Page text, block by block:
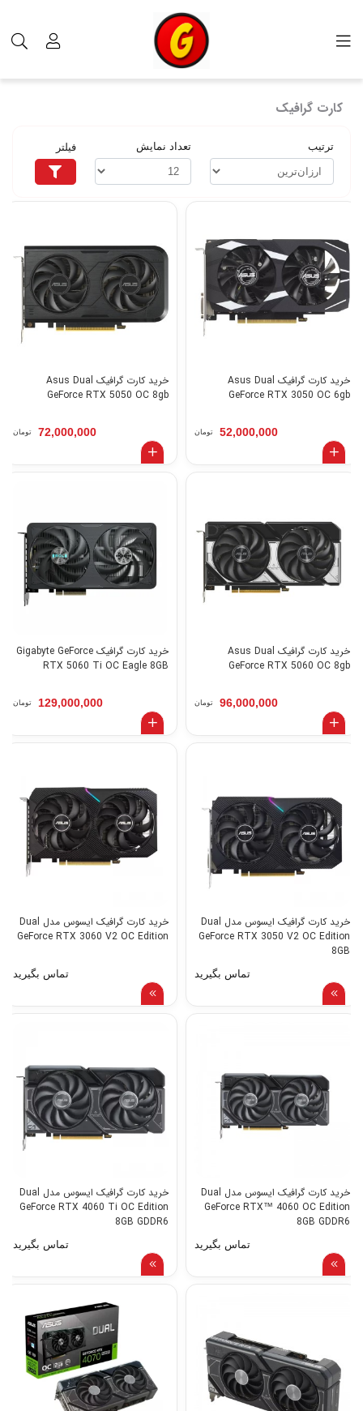
کامپیوتر و قطعات
کارت گرافیک
ترتیب تعداد نمایش فیلتر
خرید کارت گرافیک Asus Dual
GeForce RTX 3050 OC 6gb
52,000,000 تومان
خرید کارت گرافیک Asus Dual
GeForce RTX 5050 OC 8gb
72,000,000 تومان
خرید کارت گرافیک Asus Dual
GeForce RTX 5060 OC 8gb
96,000,000 تومان
خرید کارت گرافیک Gigabyte GeForce
RTX 5060 Ti OC Eagle 8GB
129,000,000 تومان
خرید کارت گرافیک ایسوس مدل Dual
GeForce RTX 3050 V2 OC Edition
8GB
تماس بگیرید
خرید کارت گرافیک ایسوس مدل Dual
GeForce RTX 3060 V2 OC Edition
تماس بگیرید
خرید کارت گرافیک ایسوس مدل Dual
GeForce RTX™ 4060 OC Edition
8GB GDDR6
تماس بگیرید
خرید کارت گرافیک ایسوس مدل Dual
GeForce RTX 4060 Ti OC Edition
8GB GDDR6
تماس بگیرید